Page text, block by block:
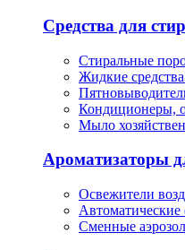
Средства для
Стиральные
Жидкие
Кондиционеры,
Мыло
Ароматизаторы
Освежители
Автоматические
Сменные